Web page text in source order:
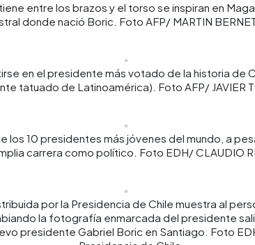
entre los brazos y el torso se inspiran en
donde nació Boric. Foto AFP/ MARTIN
en el presidente más votado de la historia de
tatuado de Latinoamérica). Foto AFP/ JAVIER
los 10 presidentes más jóvenes del mundo, a
carrera como político. Foto EDH/ CLAUDIO
por la Presidencia de Chile muestra al
la fotografía enmarcada del presidente
presidente Gabriel Boric en Santiago. Foto